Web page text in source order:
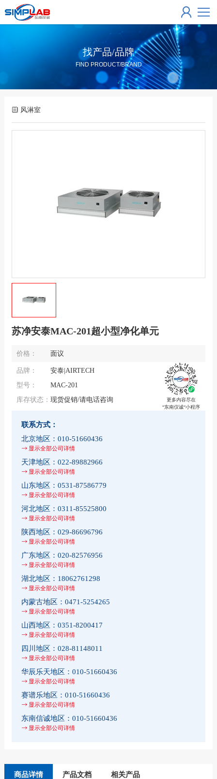
找产品/品牌
FIND PRODUCT/BRAND
风淋室
苏净安泰MAC-201超小型净化单元
价格： 面议
更多内容尽在
“东南仪诚“小程序
品牌：
安泰|AIRTECH
型号：
MAC-201
库存状态： 现货促销/请电话咨询
联系方式：
北京地区： 010-51660436
显示全部公司详情
天津地区： 022-89882966
显示全部公司详情
山东地区： 0531-87586779
显示全部公司详情
河北地区： 0311-85525800
显示全部公司详情
陕西地区： 029-86696796
显示全部公司详情
广东地区： 020-82576956
显示全部公司详情
湖北地区： 18062761298
显示全部公司详情
内蒙古地区： 0471-5254265
显示全部公司详情
山西地区： 0351-8200417
显示全部公司详情
四川地区： 028-81148011
显示全部公司详情
华辰乐天地区： 010-51660436
显示全部公司详情
赛谱乐地区： 010-51660436
显示全部公司详情
东南信诚地区： 010-51660436
显示全部公司详情
商品详情 产品文档 相关产品